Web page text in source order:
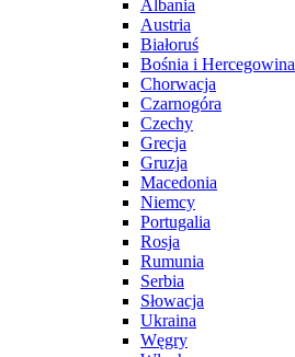
Albania
Austria
Białoruś
Bośnia i Hercegowina
Chorwacja
Czarnogóra
Czechy
Grecja
Gruzja
Macedonia
Niemcy
Portugalia
Rosja
Rumunia
Serbia
Słowacja
Ukraina
Węgry